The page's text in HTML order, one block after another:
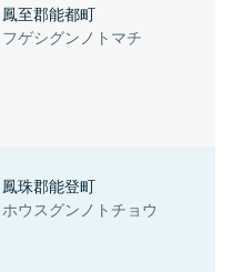
鳳至郡能都町
フゲシグンノトマチ
鳳珠郡能登町
ホウスグンノトチョウ